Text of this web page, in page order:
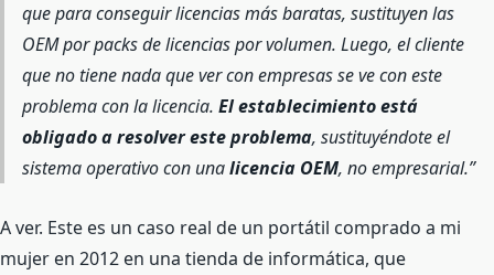
que para conseguir licencias más baratas, sustituyen las
OEM por packs de licencias por volumen. Luego, el cliente
que no tiene nada que ver con empresas se ve con este
problema con la licencia. El establecimiento está
obligado a resolver este problema, sustituyéndote el
sistema operativo con unalicencia OEM, no empresarial.
A ver. Este es un caso real de un portátil comprado a mi
mujer en 2012 en una tienda de informática, que